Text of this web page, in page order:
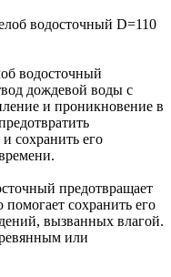
водосточный D=110
водосточный
дождевой воды с
и проникновение в
сохранить его
предотвращает
сохранить его
вызванных влагой.
или